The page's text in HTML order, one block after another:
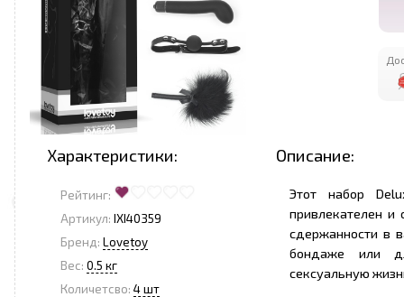
Характеристики: Описание:
Рейтинг:
Артикул: IXI40359
Бренд: Lovetoy
Вес: 0.5 кг
Количетсво: 4 шт
Этот набор
привлекателен и
сдержанности в
бондаже или
сексуальную